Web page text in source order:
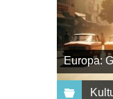
Europa: